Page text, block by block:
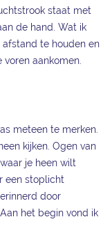
staat met
de hand. Wat ik
te houden en
aankomen.
meteen te merken.
kijken. Ogen van
je heen wilt
een stoplicht
door
het begin vond ik